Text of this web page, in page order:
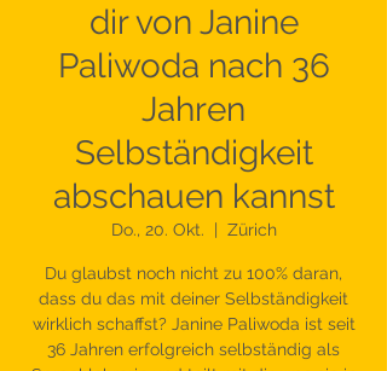
dir von Janine
Paliwoda nach 36
Jahren
Selbständigkeit
abschauen kannst
Do., 20. Okt. Zürich
Du glaubst noch nicht zu 100% daran,
dass du das mit deiner Selbständigkeit
wirklich schaffst? Janine Paliwoda ist seit
36 Jahren erfolgreich selbständig als